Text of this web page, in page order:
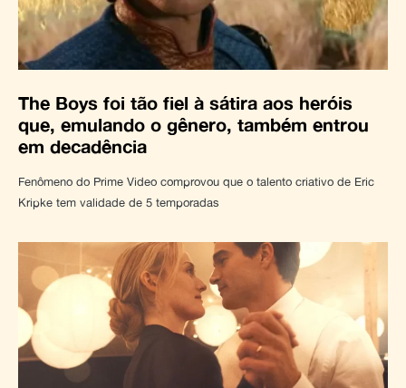
The Boys foi tão fiel à sátira aos heróis
que, emulando o gênero, também entrou
em decadência
Fenômeno do Prime Video comprovou que o talento criativo de Eric
Kripke tem validade de 5 temporadas